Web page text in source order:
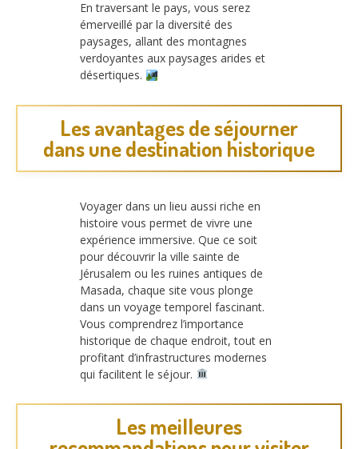
En traversant le pays, vous serez
émerveillé par la diversité des
paysages, allant des montagnes
verdoyantes aux paysages arides et
désertiques.
Les avantages de séjourner
dans une destination historique
Voyager dans un lieu aussi riche en
histoire vous permet de vivre une
expérience immersive. Que ce soit
pour découvrir la ville sainte de
Jérusalem ou les ruines antiques de
Masada, chaque site vous plonge
dans un voyage temporel fascinant.
Vous comprendrez l’importance
historique de chaque endroit, tout en
profitant d’infrastructures modernes
qui facilitent le séjour.
Les meilleures